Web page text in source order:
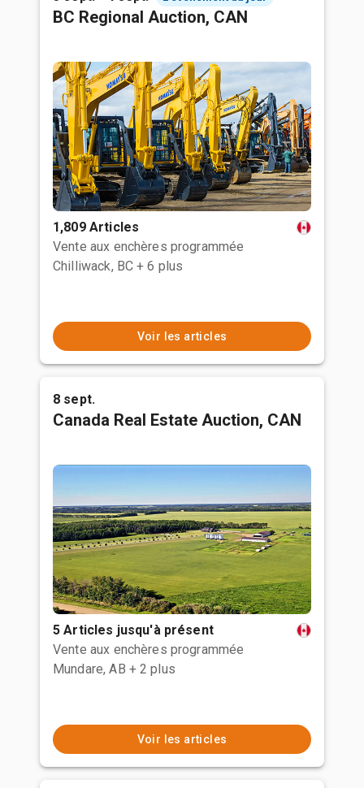
BC Regional Auction, CAN
1,809 Articles
Vente aux enchères programmée
Chilliwack, BC + 6 plus
Voir les articles
8 sept.
Canada Real Estate Auction, CAN
5 Articles jusqu'à présent
Vente aux enchères programmée
Mundare, AB + 2 plus
Voir les articles